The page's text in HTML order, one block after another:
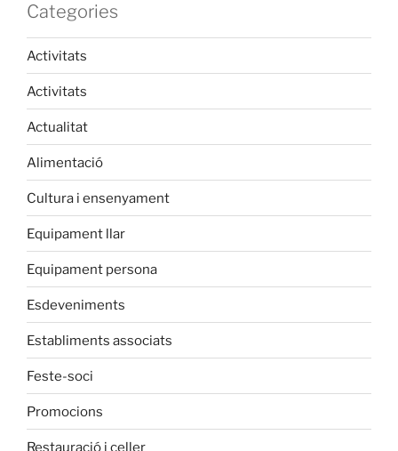
Categories
Activitats
Activitats
Actualitat
Alimentació
Cultura i ensenyament
Equipament llar
Equipament persona
Esdeveniments
Establiments associats
Feste-soci
Promocions
Restauració i celler